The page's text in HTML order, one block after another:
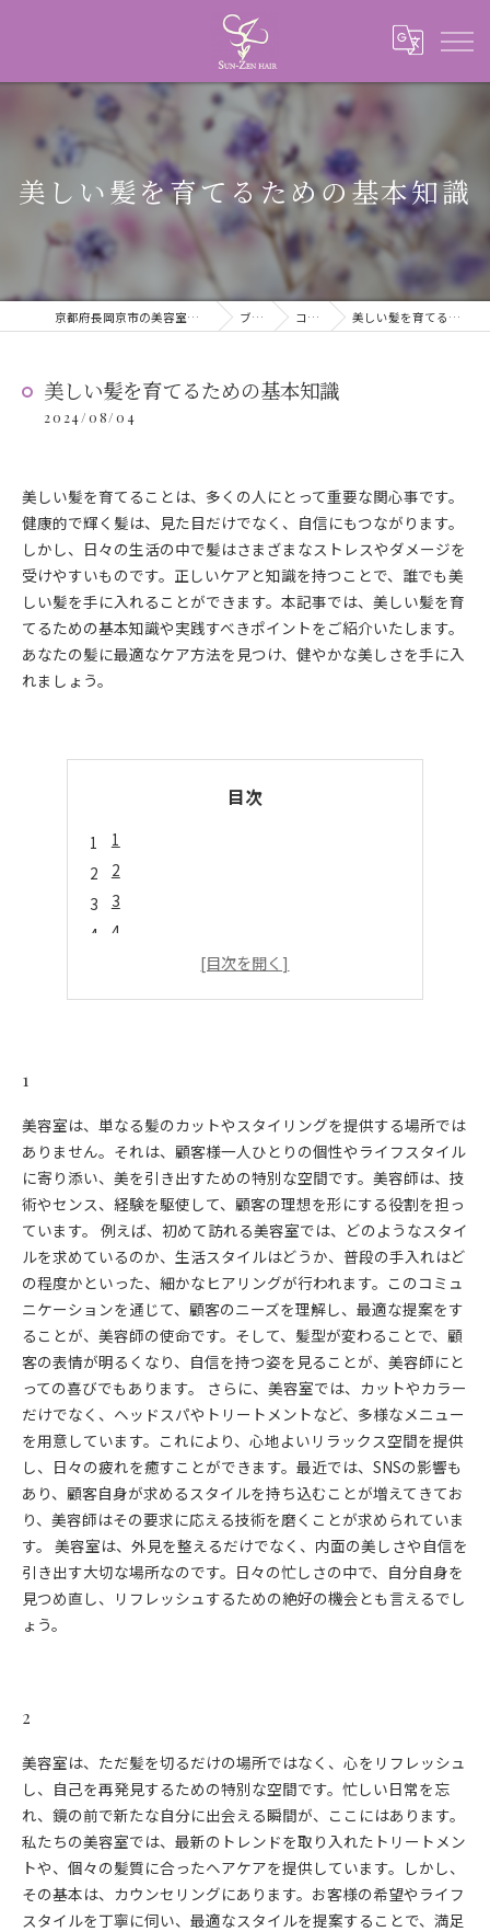
美しい髪を育てるための基本知識
京都府長岡京市の美容室ならSUN-ZEN HAIR ブログ コラム 美しい髪を育てるための基本知識
美しい髪を育てるための基本知識
2024/08/04
美しい髪を育てることは、多くの人にとって重要な関心事です。
健康的で輝く髪は、見た目だけでなく、自信にもつながります。
しかし、日々の生活の中で髪はさまざまなストレスやダメージを
受けやすいものです。正しいケアと知識を持つことで、誰でも美
しい髪を手に入れることができます。本記事では、美しい髪を育
てるための基本知識や実践すべきポイントをご紹介いたします。
あなたの髪に最適なケア方法を見つけ、健やかな美しさを手に入
れましょう。
目次
1
2
3
4
1
美容室は、単なる髪のカットやスタイリングを提供する場所では
ありません。それは、顧客様一人ひとりの個性やライフスタイル
に寄り添い、美を引き出すための特別な空間です。美容師は、技
術やセンス、経験を駆使して、顧客の理想を形にする役割を担っ
ています。 例えば、初めて訪れる美容室では、どのようなスタイ
ルを求めているのか、生活スタイルはどうか、普段の手入れはど
の程度かといった、細かなヒアリングが行われます。このコミュ
ニケーションを通じて、顧客のニーズを理解し、最適な提案をす
ることが、美容師の使命です。そして、髪型が変わることで、顧
客の表情が明るくなり、自信を持つ姿を見ることが、美容師にと
っての喜びでもあります。 さらに、美容室では、カットやカラー
だけでなく、ヘッドスパやトリートメントなど、多様なメニュー
を用意しています。これにより、心地よいリラックス空間を提供
し、日々の疲れを癒すことができます。最近では、SNSの影響も
あり、顧客自身が求めるスタイルを持ち込むことが増えてきてお
り、美容師はその要求に応える技術を磨くことが求められていま
す。 美容室は、外見を整えるだけでなく、内面の美しさや自信を
引き出す大切な場所なのです。日々の忙しさの中で、自分自身を
見つめ直し、リフレッシュするための絶好の機会とも言えるでし
ょう。
2
美容室は、ただ髪を切るだけの場所ではなく、心をリフレッシュ
し、自己を再発見するための特別な空間です。忙しい日常を忘
れ、鏡の前で新たな自分に出会える瞬間が、ここにはあります。
私たちの美容室では、最新のトレンドを取り入れたトリートメン
トや、個々の髪質に合ったヘアケアを提供しています。しかし、
その基本は、カウンセリングにあります。お客様の希望やライフ
スタイルを丁寧に伺い、最適なスタイルを提案することで、満足